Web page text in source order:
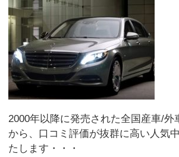
2000年以降に発売された全国産車/外
から、口コミ評価が抜群に高い人気
たします・・・